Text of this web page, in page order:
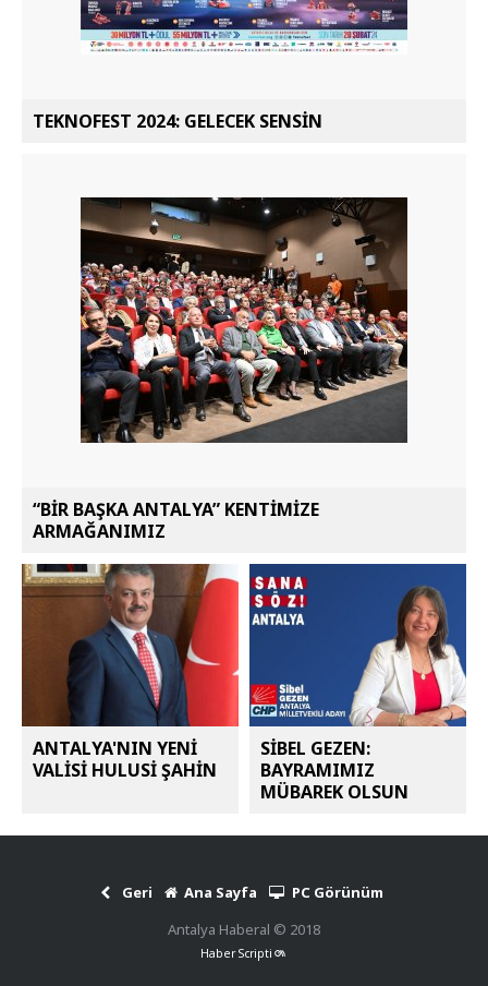
TEKNOFEST 2024: GELECEK SENSİN
“BİR BAŞKA ANTALYA” KENTİMİZE
ARMAĞANIMIZ
ANTALYA'NIN YENİ
VALİSİ HULUSİ ŞAHİN
SİBEL GEZEN:
BAYRAMIMIZ
MÜBAREK OLSUN
Geri Ana Sayfa
PC Görünüm
Antalya Haberal © 2018
Haber Scripti